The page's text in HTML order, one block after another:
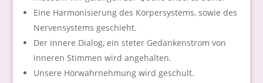
Eine Harmonisierung des Körpersystems, sowie des
Nervensystems geschieht.
Der innere Dialog, ein steter Gedankenstrom von
inneren Stimmen wird angehalten.
Unsere Hörwahrnehmung wird geschult.